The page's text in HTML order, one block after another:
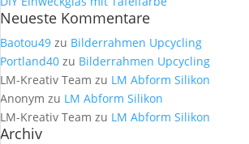
Neueste Kommentare
Baotou49 zu Bilderrahmen Upcycling
Portland40 zu Bilderrahmen Upcycling
LM-Kreativ Team zu LM Abform Silikon
Anonym zu LM Abform Silikon
LM-Kreativ Team zu LM Abform Silikon
Archiv